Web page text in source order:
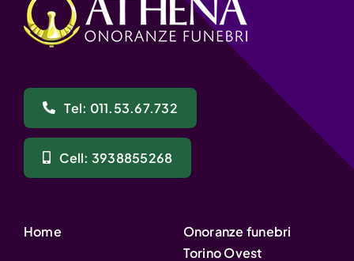
Tel: 011.53.67.732
Cell: 3938855268
Home
Onoranze funebri
Torino Ovest